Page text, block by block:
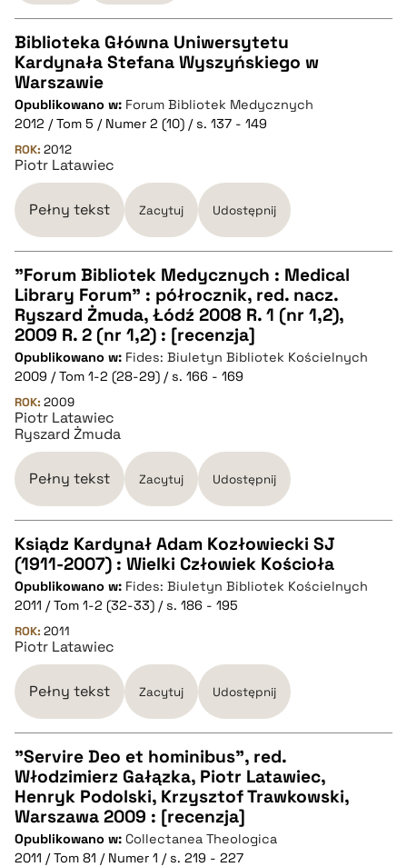
CZYSTY TEKST
pobierz cytat
BIBTEX
pobierz cytat
Biblioteka Główna Uniwersytetu
Kardynała Stefana Wyszyńskiego w
Warszawie
Opublikowano w: Forum Bibliotek Medycznych
2012 / Tom 5 / Numer 2 (10) / s. 137 - 149
ROK: 2012
Piotr Latawiec
Pełny tekst Zacytuj Udostępnij
CZYSTY TEKST
pobierz cytat
BIBTEX
pobierz cytat
"Forum Bibliotek Medycznych : Medical
Library Forum" : półrocznik, red. nacz.
Ryszard Żmuda, Łódź 2008 R. 1 (nr 1,2),
2009 R. 2 (nr 1,2) : [recenzja]
Opublikowano w: Fides: Biuletyn Bibliotek Kościelnych
2009 / Tom 1-2 (28-29) / s. 166 - 169
ROK: 2009
Piotr Latawiec
Ryszard Żmuda
Pełny tekst Zacytuj Udostępnij
CZYSTY TEKST
pobierz cytat
BIBTEX
pobierz cytat
Ksiądz Kardynał Adam Kozłowiecki SJ
(1911-2007) : Wielki Człowiek Kościoła
Opublikowano w: Fides: Biuletyn Bibliotek Kościelnych
2011 / Tom 1-2 (32-33) / s. 186 - 195
ROK: 2011
Piotr Latawiec
Pełny tekst Zacytuj Udostępnij
CZYSTY TEKST
pobierz cytat
"Servire Deo et hominibus", red.
Włodzimierz Gałązka, Piotr Latawiec,
Henryk Podolski, Krzysztof Trawkowski,
Warszawa 2009 : [recenzja]
Opublikowano w: Collectanea Theologica
2011 / Tom 81 / Numer 1 / s. 219 - 227